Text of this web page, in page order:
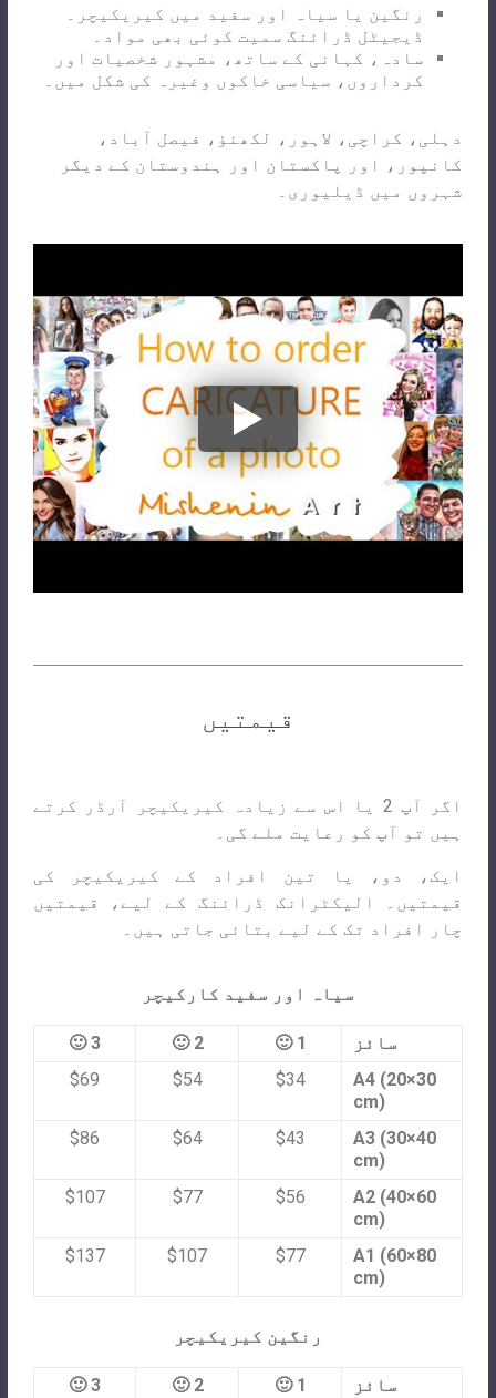
رنگین یا سیاہ اور سفید میں کیریکیچر۔
ڈیجیٹل ڈرائنگ سمیت کوئی بھی مواد۔
سادہ، کہانی کے ساتھ، مشہور شخصیات اور
کرداروں، سیاسی خاکوں وغیرہ کی شکل میں۔
دہلی، کراچی، لاہور، لکھنؤ، فیصل آباد،
کانپور، اور پاکستان اور ہندوستان کے دیگر
شہروں میں ڈیلیوری۔
قیمتیں
اگر آپ 2 یا اس سے زیادہ کیریکیچر آرڈر کرتے
ہیں تو آپ کو رعایت ملے گی۔
ایک، دو، یا تین افراد کے کیریکیچر کی
قیمتیں۔ الیکٹرانک ڈرائنگ کے لیے، قیمتیں
چار افراد تک کے لیے بتائی جاتی ہیں۔
سیاہ اور سفید کارکیچر
سائز 1 🙂
2 🙂
3 🙂
A4 (20×30
cm)
$34
$54
$69
A3 (30×40
cm)
$43
$64
$86
A2 (40×60
cm)
$56
$77
$107
A1 (60×80
cm)
$77
$107
$137
رنگین کیریکیچر
سائز 1 🙂
2 🙂
3 🙂